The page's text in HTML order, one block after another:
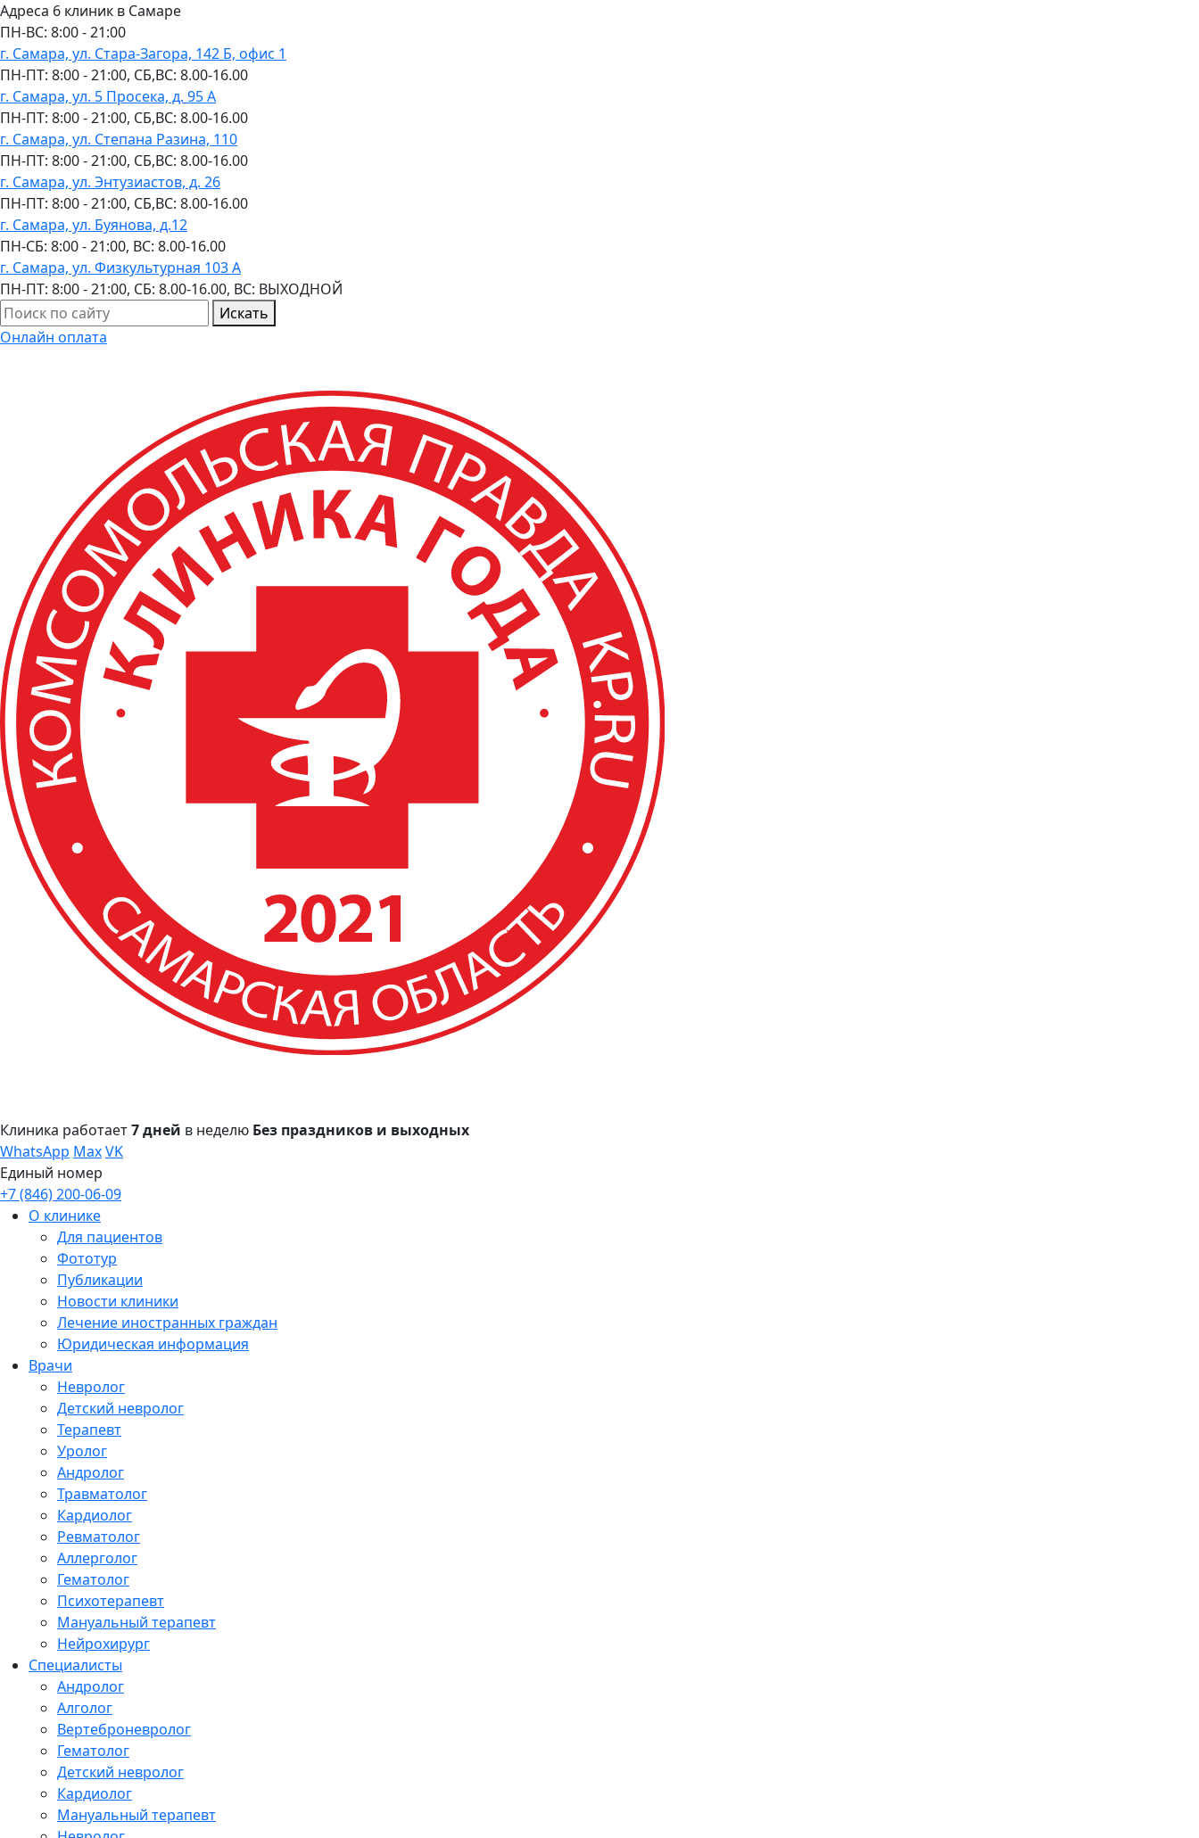
Адреса 6 клиник в Самаре
ПН-ВC: 8:00 - 21:00
г. Самара, ул. Стара-Загора, 142 Б, офис 1
ПН-ПТ: 8:00 - 21:00, СБ,ВС: 8.00-16.00
г. Самара, ул. 5 Просека, д. 95 А
ПН-ПТ: 8:00 - 21:00, СБ,ВС: 8.00-16.00
г. Самара, ул. Степана Разина, 110
ПН-ПТ: 8:00 - 21:00, СБ,ВС: 8.00-16.00
г. Самара, ул. Энтузиастов, д. 26
ПН-ПТ: 8:00 - 21:00, СБ,ВС: 8.00-16.00
г. Самара, ул. Буянова, д.12
ПН-СБ: 8:00 - 21:00, ВС: 8.00-16.00
г. Самара, ул. Физкультурная 103 А
ПН-ПТ: 8:00 - 21:00, СБ: 8.00-16.00, ВС: ВЫХОДНОЙ
Искать
Онлайн оплата
Клиника работает7 дней в неделю Без праздников и выходных
WhatsApp MaxVK
Единый номер
+7 (846) 200-06-09
О клинике
Для пациентов
Фототур
Публикации
Новости клиники
Лечение иностранных граждан
Юридическая информация
Врачи
Невролог
Детский невролог
Терапевт
Уролог
Андролог
Травматолог
Кардиолог
Ревматолог
Аллерголог
Гематолог
Психотерапевт
Мануальный терапевт
Нейрохирург
Специалисты
Андролог
Алголог
Вертеброневролог
Гематолог
Детский невролог
Кардиолог
Мануальный терапевт